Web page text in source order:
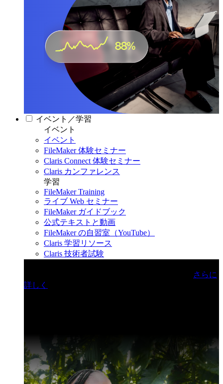
イベント／学習
イベント
イベント
FileMaker 体験セミナー
Claris Connect 体験セミナー
Claris カンファレンス
学習
FileMaker Training
ライブ Web セミナー
FileMaker ガイドブック
公式テキストと動画
FileMaker の自習室（YouTube）
Claris 学習リソース
Claris 技術者試験
さらに
詳しく